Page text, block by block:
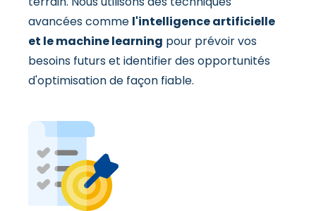
avancées comme l'intelligence artificielle
et le machine learning pour prévoir vos
besoins futurs et identifier des opportunités
d'optimisation de façon fiable.